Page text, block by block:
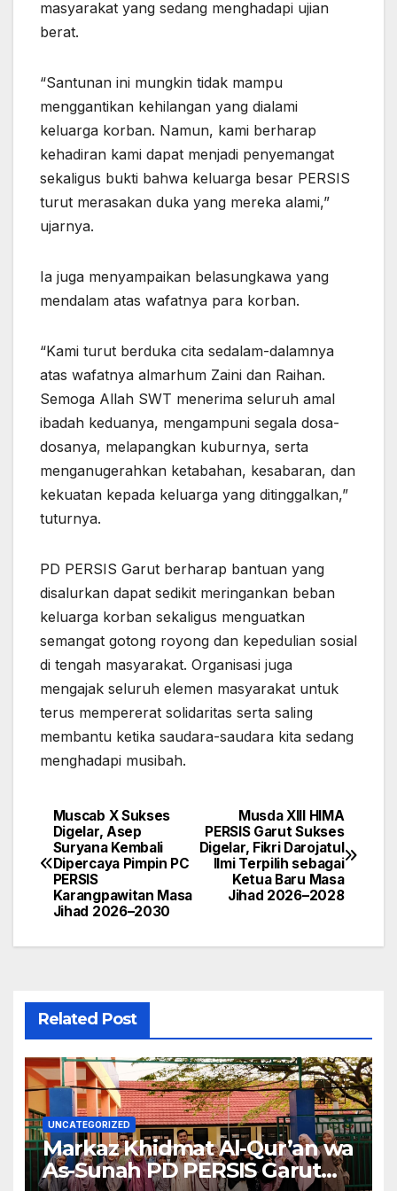
masyarakat yang sedang menghadapi ujian
berat.
“Santunan ini mungkin tidak mampu
menggantikan kehilangan yang dialami
keluarga korban. Namun, kami berharap
kehadiran kami dapat menjadi penyemangat
sekaligus bukti bahwa keluarga besar PERSIS
turut merasakan duka yang mereka alami,”
ujarnya.
Ia juga menyampaikan belasungkawa yang
mendalam atas wafatnya para korban.
“Kami turut berduka cita sedalam-dalamnya
atas wafatnya almarhum Zaini dan Raihan.
Semoga Allah SWT menerima seluruh amal
ibadah keduanya, mengampuni segala dosa-
dosanya, melapangkan kuburnya, serta
menganugerahkan ketabahan, kesabaran, dan
kekuatan kepada keluarga yang ditinggalkan,”
tuturnya.
PD PERSIS Garut berharap bantuan yang
disalurkan dapat sedikit meringankan beban
keluarga korban sekaligus menguatkan
semangat gotong royong dan kepedulian sosial
di tengah masyarakat. Organisasi juga
mengajak seluruh elemen masyarakat untuk
terus mempererat solidaritas serta saling
membantu ketika saudara-saudara kita sedang
menghadapi musibah.
Navigasi
pos
Musda XIII HIMA
PERSIS Garut Sukses
Digelar, Fikri Darojatul
Ilmi Terpilih sebagai
Ketua Baru Masa
Jihad 2026–2028
Muscab X Sukses
Digelar, Asep
Suryana Kembali
Dipercaya Pimpin PC
PERSIS
Karangpawitan Masa
Jihad 2026–2030
Related Post
UNCATEGORIZED
Markaz Khidmat Al-Qur’an wa
As-Sunah PD PERSIS Garut